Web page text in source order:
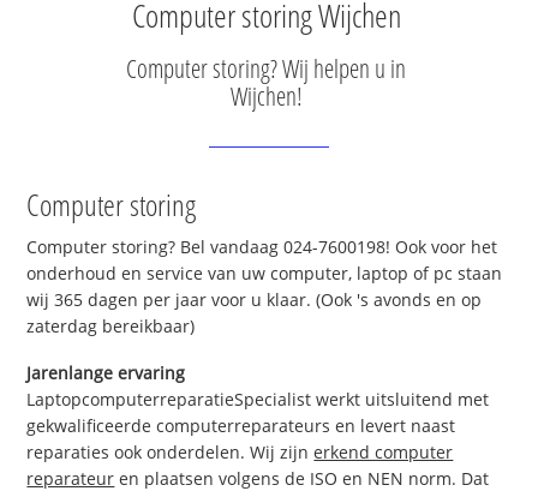
Computer storing Wijchen
Computer storing? Wij helpen u in
Wijchen!
Computer storing
Computer storing? Bel vandaag 024-7600198! Ook voor het
onderhoud en service van uw computer, laptop of pc staan
wij 365 dagen per jaar voor u klaar. (Ook 's avonds en op
zaterdag bereikbaar)
Jarenlange ervaring
LaptopcomputerreparatieSpecialist werkt uitsluitend met
gekwalificeerde computerreparateurs en levert naast
reparaties ook onderdelen. Wij zijnerkend computer
reparateur en plaatsen volgens de ISO en NEN norm. Dat